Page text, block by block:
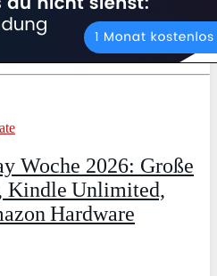
Woche 2026: Große
Kindle Unlimited,
Hardware